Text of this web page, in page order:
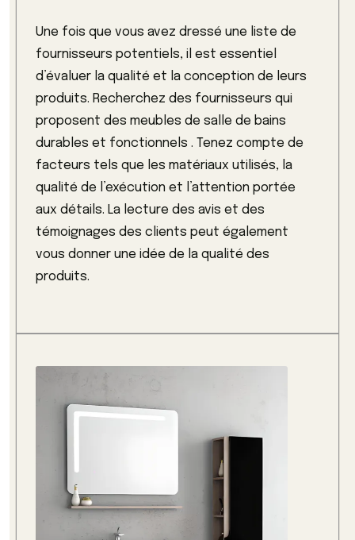
Une fois que vous avez dressé une liste de
fournisseurs potentiels, il est essentiel
d’évaluer la qualité et la conception de leurs
produits. Recherchez des fournisseurs qui
proposent des meubles de salle de bains
durables et fonctionnels . Tenez compte de
facteurs tels que les matériaux utilisés, la
qualité de l’exécution et l’attention portée
aux détails. La lecture des avis et des
témoignages des clients peut également
vous donner une idée de la qualité des
produits.